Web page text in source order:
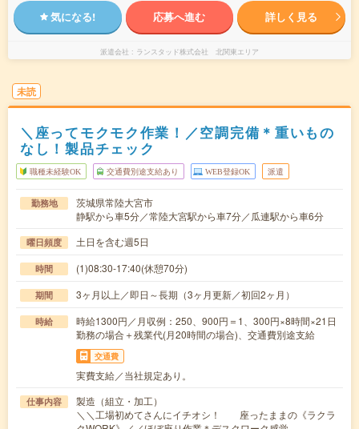
気になる! 応募へ進む 詳しく見る
派遣会社 ランスタッド株式会社 北関東エリア
未読
＼座ってモクモク作業！／空調完備＊重いもの
なし！製品チェック
職種未経験OK 交通費別途支給あり WEB登録OK 派遣
勤務地
茨城県常陸大宮市
静駅から車5分／常陸大宮駅から車7分／瓜連駅から車6分
曜日頻度 土日を含む週5日
時間 (1)08:30-17:40(休憩70分)
期間 3ヶ月以上／即日～長期（3ヶ月更新／初回2ヶ月）
時給
時給1300円／月収例：250、900円＝1、300円×8時間×21日
勤務の場合＋残業代(月20時間の場合)、交通費別途支給
交通費
実費支給／当社規定あり。
仕事内容
製造（組立・加工）
＼＼工場初めてさんにイチオシ！ 座ったままの《ラクラ